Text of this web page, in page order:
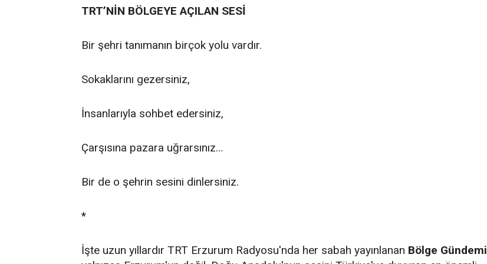
TRT’NİN BÖLGEYE AÇILAN SESİ
Bir şehri tanımanın birçok yolu vardır.
Sokaklarını gezersiniz,
İnsanlarıyla sohbet edersiniz,
Çarşısına pazara uğrarsınız…
Bir de o şehrin sesini dinlersiniz.
*
İşte uzun yıllardır TRT Erzurum Radyosu'nda her sabah yayınlanan Bölge Gündemi